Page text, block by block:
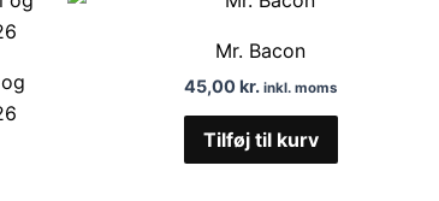
Mr. Bacon
45,00kr. inkl. moms
Tilføj til kurv